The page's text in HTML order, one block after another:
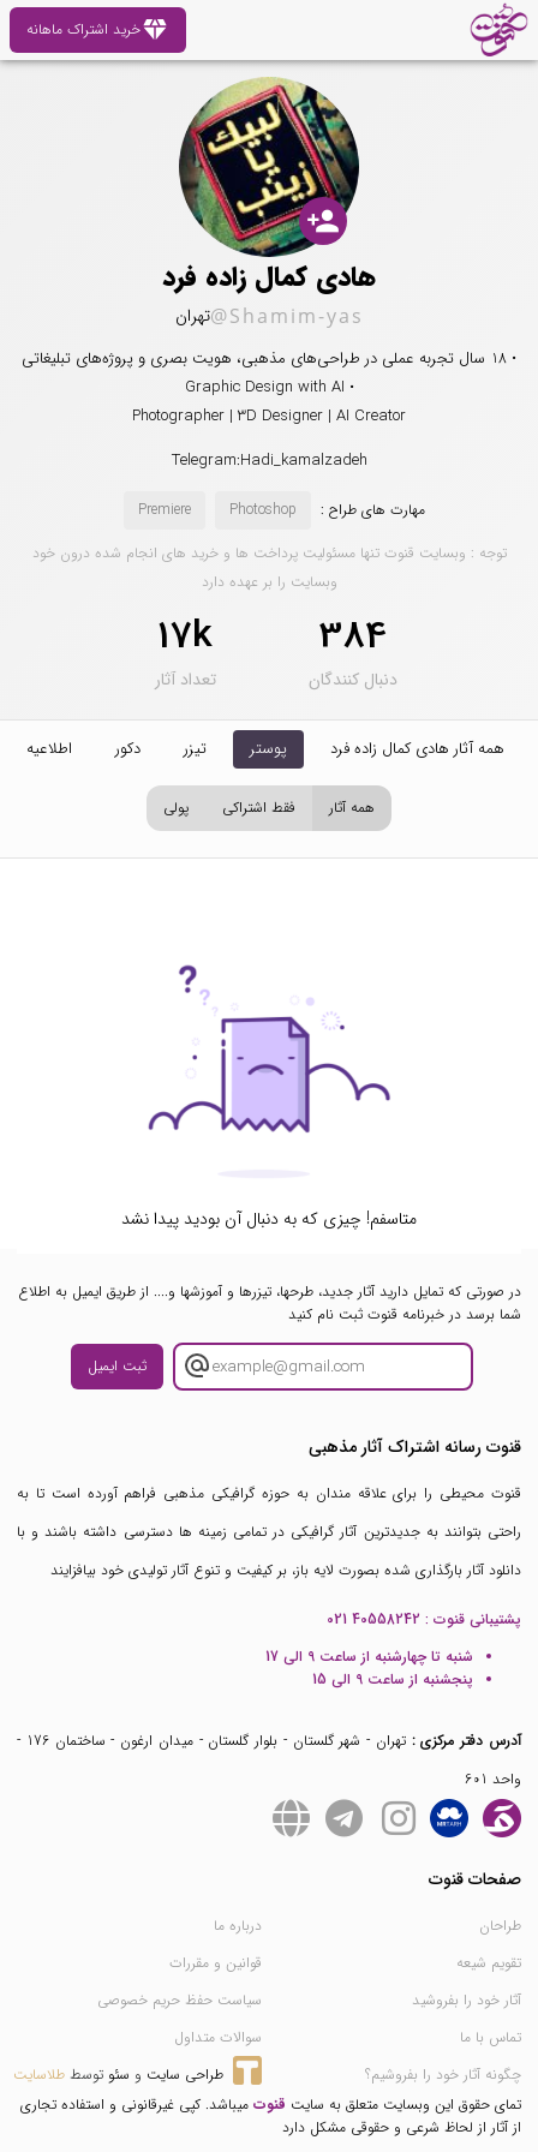
diamondخرید اشتراک ماهانه
person_add
هادی کمال زاده فرد
@Shamim-yasتهران
• 18 سال تجربه عملی در طراحی‌های مذهبی، هویت بصری و پروژه‌های تبلیغاتی
• Graphic Design with AI
Photographer | 3D Designer | AI Creator
Telegram:Hadi_kamalzadeh
مهارت های طراح : Photoshop
Premiere
توجه : وبسایت قنوت تنها مسئولیت پرداخت ها و خرید های انجام شده درون خود
وبسایت را بر عهده دارد
384
دنبال کنندگان
17k
تعداد آثار
همه آثار هادی کمال زاده فرد پوستر تیزر دکور اطلاعیه
همه آثار فقط اشتراکی پولی
متاسفم! چیزی که به دنبال آن بودید پیدا نشد
در صورتی که تمایل دارید آثار جدید، طرحها، تیزرها و آموزشها و.... از طریق ایمیل به اطلاع
شما برسد در خبرنامه قنوت ثبت نام کنید
ثبت ایمیل
قنوت رسانه اشتراک آثار مذهبی
قنوت محیطی را برای علاقه مندان به حوزه گرافیکی مذهبی فراهم آورده است تا به
راحتی بتوانند به جدیدترین آثار گرافیکی در تمامی زمینه ها دسترسی داشته باشند و با
دانلود آثار بارگذاری شده بصورت لایه باز، بر کیفیت و تنوع آثار تولیدی خود بیافزایند
پشتیبانی قنوت : 021 40558242
شنبه تا چهارشنبه از ساعت 9 الی 17
پنجشنبه از ساعت 9 الی 15
آدرس دفتر مرکزی :
تهران - شهر گلستان - بلوار گلستان - میدان ارغون - ساختمان 176 -
واحد 601
صفحات قنوت
طراحان
تقویم شیعه
آثار خود را بفروشید
تماس با ما
چگونه آثار خود را بفروشیم؟
درباره ما
قوانین و مقررات
سیاست حفظ حریم خصوصی
سوالات متداول
طراحی سایت و سئو توسط طلاسایت
تمای حقوق این وبسایت متعلق به سایت قنوت میباشد. کپی غیرقانونی و استفاده تجاری
از آثار از لحاظ شرعی و حقوقی مشکل دارد